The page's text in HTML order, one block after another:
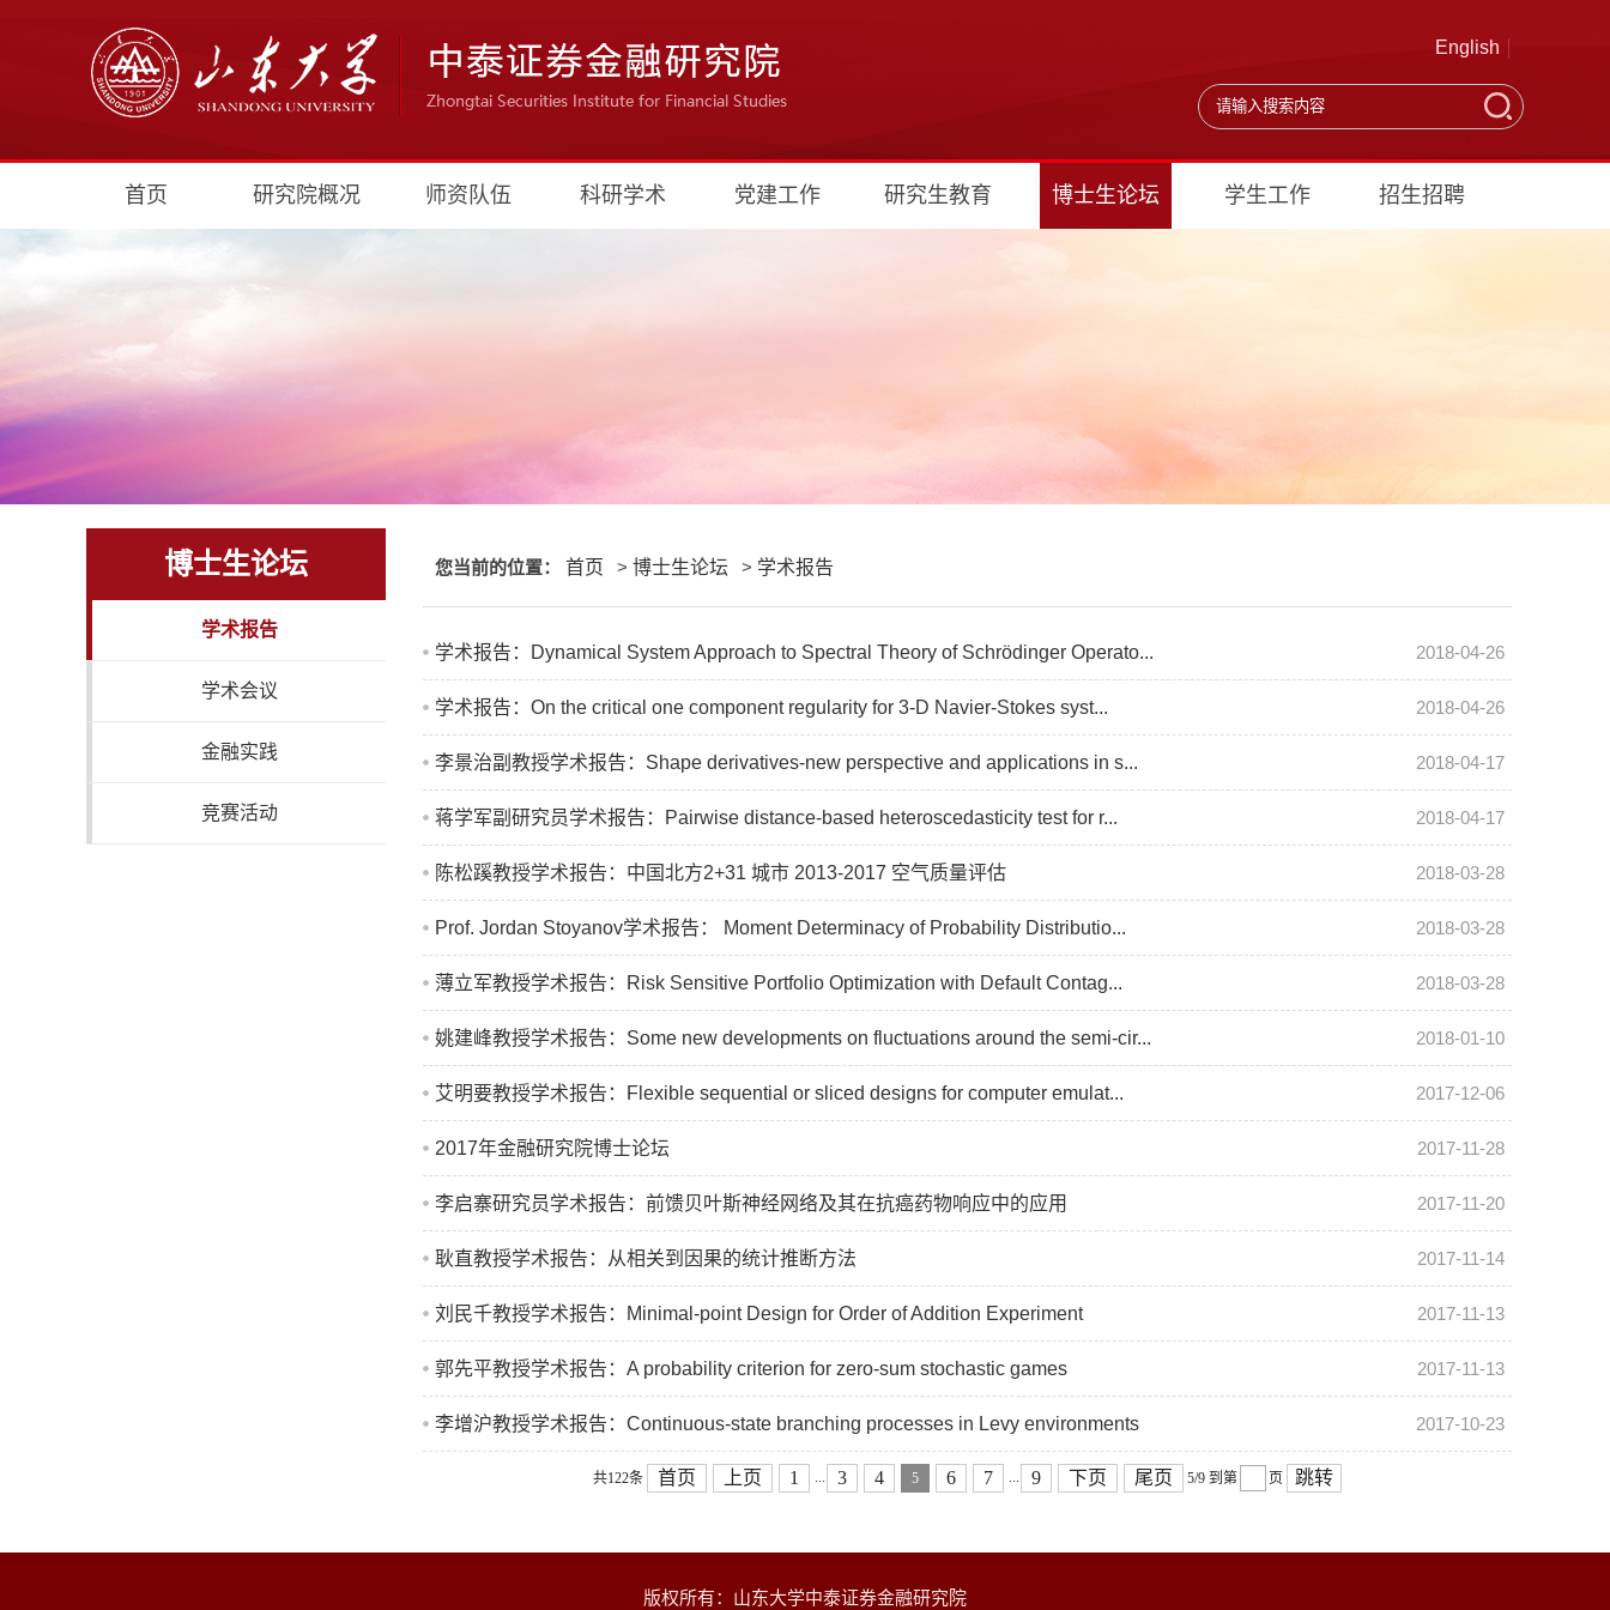
English
首页 研究院概况 师资队伍 科研学术 党建工作 研究生教育 博士生论坛 学生工作 招生招聘
博士生论坛
学术报告
学术会议
金融实践
竞赛活动
您当前的位置： 首页 > 博士生论坛 > 学术报告
学术报告：Dynamical System Approach to Spectral Theory of Schrödinger Operato... 2018-04-26
学术报告：On the critical one component regularity for 3-D Navier-Stokes syst... 2018-04-26
李景治副教授学术报告：Shape derivatives-new perspective and applications in s... 2018-04-17
蒋学军副研究员学术报告：Pairwise distance-based heteroscedasticity test for r... 2018-04-17
陈松蹊教授学术报告：中国北方2+31 城市 2013-2017 空气质量评估 2018-03-28
Prof. Jordan Stoyanov学术报告： Moment Determinacy of Probability Distributio... 2018-03-28
薄立军教授学术报告：Risk Sensitive Portfolio Optimization with Default Contag... 2018-03-28
姚建峰教授学术报告：Some new developments on fluctuations around the semi-cir... 2018-01-10
艾明要教授学术报告：Flexible sequential or sliced designs for computer emulat... 2017-12-06
2017年金融研究院博士论坛 2017-11-28
李启寨研究员学术报告：前馈贝叶斯神经网络及其在抗癌药物响应中的应用 2017-11-20
耿直教授学术报告：从相关到因果的统计推断方法 2017-11-14
刘民千教授学术报告：Minimal-point Design for Order of Addition Experiment 2017-11-13
郭先平教授学术报告：A probability criterion for zero-sum stochastic games 2017-11-13
李增沪教授学术报告：Continuous-state branching processes in Levy environments 2017-10-23
共122条 首页 上页 1 3 4 5 6 7 9 下页 尾页 5/9 到第 页 跳转
版权所有：山东大学中泰证券金融研究院